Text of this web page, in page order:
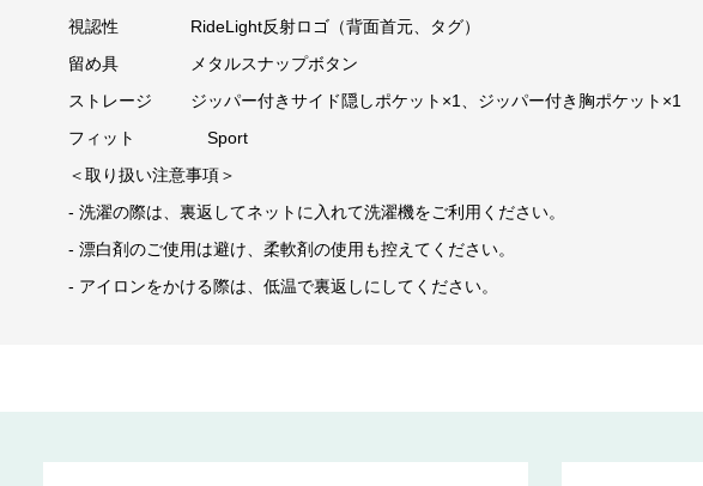
視認性 RideLight反射ロゴ（背面首元、タグ）
留め具 メタルスナップボタン
ストレージ ジッパー付きサイド隠しポケット×1、ジッパー付き胸ポケット×1
フィット Sport
＜取り扱い注意事項＞
- 洗濯の際は、裏返してネットに入れて洗濯機をご利用ください。
- 漂白剤のご使用は避け、柔軟剤の使用も控えてください。
- アイロンをかける際は、低温で裏返しにしてください。